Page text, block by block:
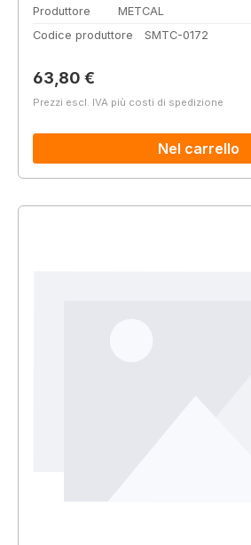
Produttore
METCAL
Codice produttore
SMTC-0172
Prezzo normale:
63,80 €
Prezzi escl. IVA più costi di spedizione
Nel carrello